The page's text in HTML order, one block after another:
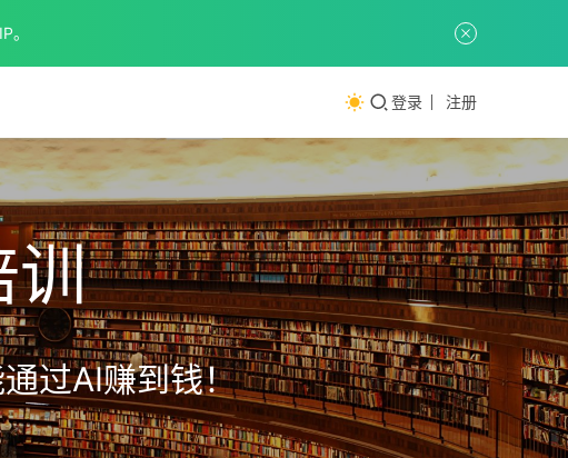
登录 注册
训
过AI赚到钱！
。